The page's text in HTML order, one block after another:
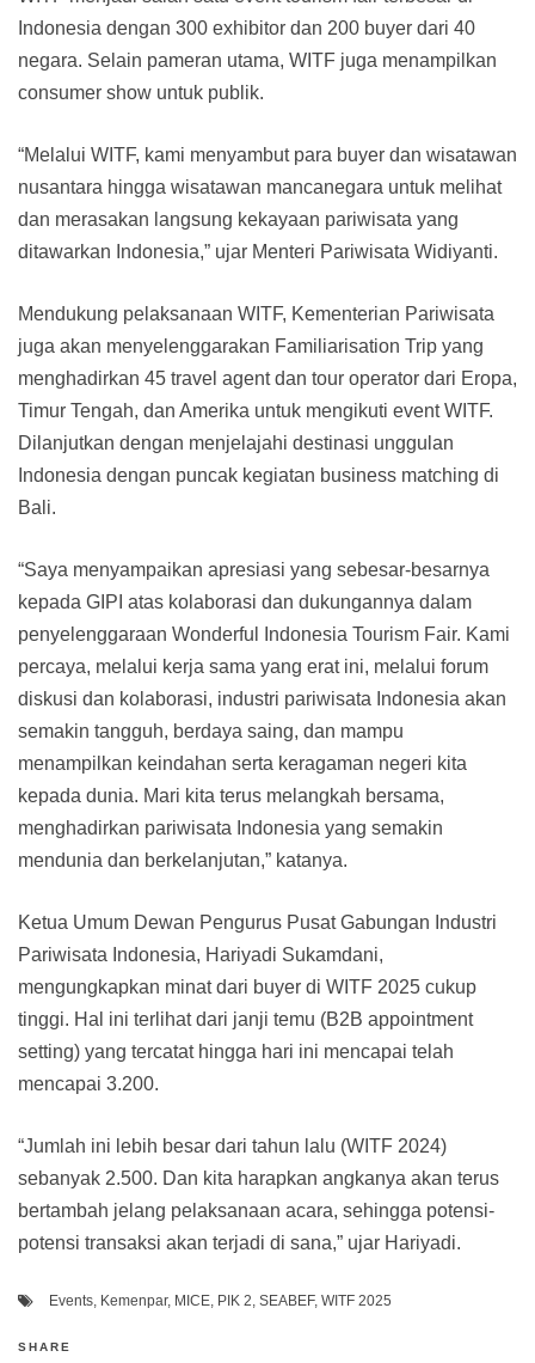
Indonesia dengan 300 exhibitor dan 200 buyer dari 40
negara. Selain pameran utama, WITF juga menampilkan
consumer show untuk publik.
“Melalui WITF, kami menyambut para buyer dan wisatawan
nusantara hingga wisatawan mancanegara untuk melihat
dan merasakan langsung kekayaan pariwisata yang
ditawarkan Indonesia,” ujar Menteri Pariwisata Widiyanti.
Mendukung pelaksanaan WITF, Kementerian Pariwisata
juga akan menyelenggarakan Familiarisation Trip yang
menghadirkan 45 travel agent dan tour operator dari Eropa,
Timur Tengah, dan Amerika untuk mengikuti event WITF.
Dilanjutkan dengan menjelajahi destinasi unggulan
Indonesia dengan puncak kegiatan business matching di
Bali.
“Saya menyampaikan apresiasi yang sebesar-besarnya
kepada GIPI atas kolaborasi dan dukungannya dalam
penyelenggaraan Wonderful Indonesia Tourism Fair. Kami
percaya, melalui kerja sama yang erat ini, melalui forum
diskusi dan kolaborasi, industri pariwisata Indonesia akan
semakin tangguh, berdaya saing, dan mampu
menampilkan keindahan serta keragaman negeri kita
kepada dunia. Mari kita terus melangkah bersama,
menghadirkan pariwisata Indonesia yang semakin
mendunia dan berkelanjutan,” katanya.
Ketua Umum Dewan Pengurus Pusat Gabungan Industri
Pariwisata Indonesia, Hariyadi Sukamdani,
mengungkapkan minat dari buyer di WITF 2025 cukup
tinggi. Hal ini terlihat dari janji temu (B2B appointment
setting) yang tercatat hingga hari ini mencapai telah
mencapai 3.200.
“Jumlah ini lebih besar dari tahun lalu (WITF 2024)
sebanyak 2.500. Dan kita harapkan angkanya akan terus
bertambah jelang pelaksanaan acara, sehingga potensi-
potensi transaksi akan terjadi di sana,” ujar Hariyadi.
Events, Kemenpar, MICE, PIK 2, SEABEF, WITF 2025
SHARE